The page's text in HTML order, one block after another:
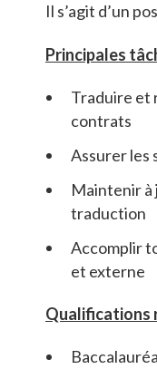
Il s’agit d’un
Principales
Traduire et
contrats
Assurer les
Maintenir à
traduction
Accomplir
et externe
Qualifications